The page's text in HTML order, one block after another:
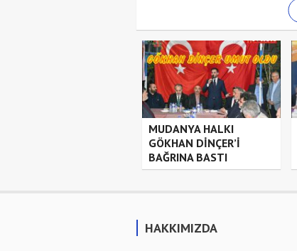
MUDANYA HALKI
GÖKHAN DİNÇER’İ
BAĞRINA BASTI
HAKKIMIZDA